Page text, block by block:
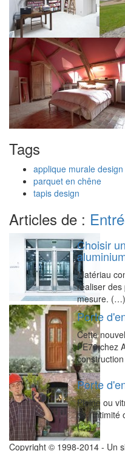
Tags
applique murale design
parquet en chêne
tapis design
Articles de :
Choisir
Matériau
réaliser des
mesure. (…)
Porte
Cette
PE70 chez
Porte
Pleine ou
de
(…)
Copyright © 1998-2014 - Un